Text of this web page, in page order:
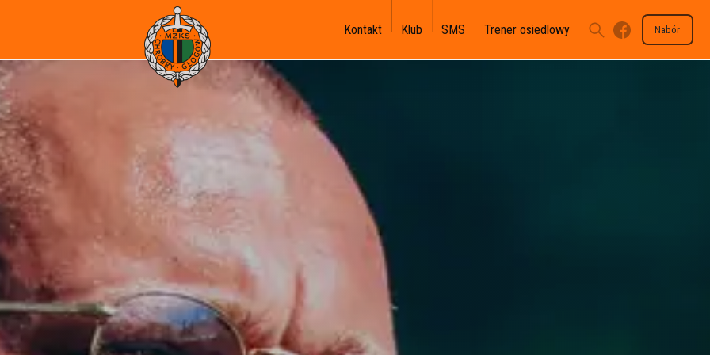
19 - I WLJ
U-15 - I WLT
U-13 - I WLM U-13 II - III OLM
Kontakt Klub SMS
Trener osiedlowy
Nabór